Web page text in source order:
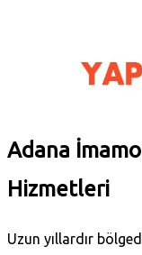
Adana
Hizmetleri
Uzun yıllardır